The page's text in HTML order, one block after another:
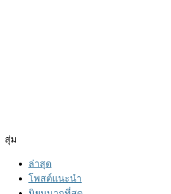
สุ่ม
ล่าสุด
โพสต์แนะนำ